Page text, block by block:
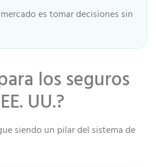
es tomar decisiones sin
los seguros
UU.?
siendo un pilar del sistema de